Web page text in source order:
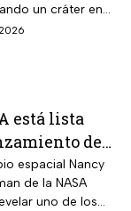
un cráter en
natural, ¿qué
está lista
del
espacial
Roman
espacial Nancy
de la NASA
uno de los